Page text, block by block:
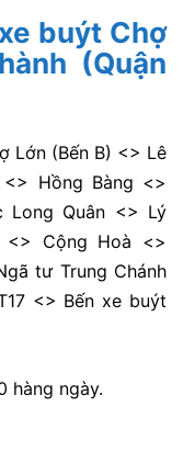
buýt Chợ
(Quận
Lớn (Bến B) <> Lê
Hồng Bàng <>
Long Quân <> Lý
<> Cộng Hoà <>
tư Trung Chánh
<> Bến xe buýt
hàng ngày.